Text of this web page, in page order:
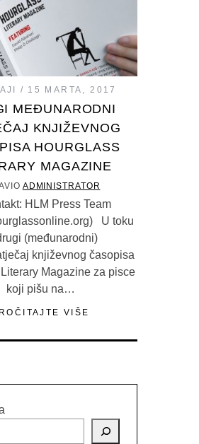
15 MARTA, 2017
MEĐUNARODNI
KNJIŽEVNOG
HOURGLASS
MAGAZINE
ADMINISTRATOR
HLM Press Team
U toku
(međunarodni)
književnog časopisa
Magazine za pisce
koji pišu na…
VIŠE